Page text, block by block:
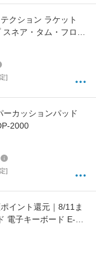
クション ラケット
ネア・タム・フロア
]
ーカッションパッド
2000
]
イント還元｜8/11ま
電子キーボード E-